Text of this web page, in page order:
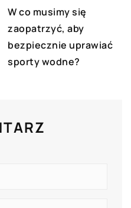
W co musimy się
zaopatrzyć, aby
bezpiecznie uprawiać
sporty wodne?